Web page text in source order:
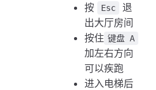
按
Esc
退
出大厅房间
按住 键盘 A
加左右方向
可以疾跑
进入电梯后